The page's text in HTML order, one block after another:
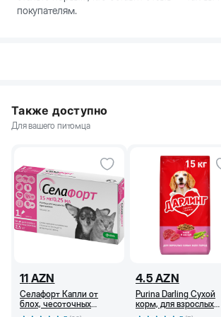
покупателям.
Также доступно
Для вашего питомца
11 AZN
Селафорт Капли от
блох, чесоточных
клещей и гельминтов
4.5 AZN
Purina Darling Сухой
корм, для взрослых
собак, c мясом и